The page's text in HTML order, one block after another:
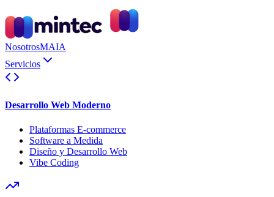
NosotrosMAIA
Servicios
Desarrollo Web Moderno
Plataformas E-commerce
Software a Medida
Diseño y Desarrollo Web
Vibe Coding